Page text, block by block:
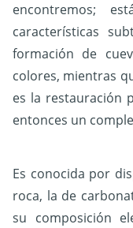
encontremos;
características
formación de
colores, mientras
es la restauración
entonces un
Es conocida por
roca, la de
su composición